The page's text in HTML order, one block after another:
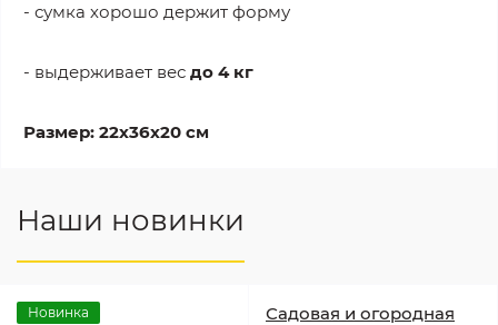
- сумка хорошо держит форму
- выдерживает вес до 4 кг
Размер: 22х36х20 см
Наши новинки
Новинка
Садовая и огородная